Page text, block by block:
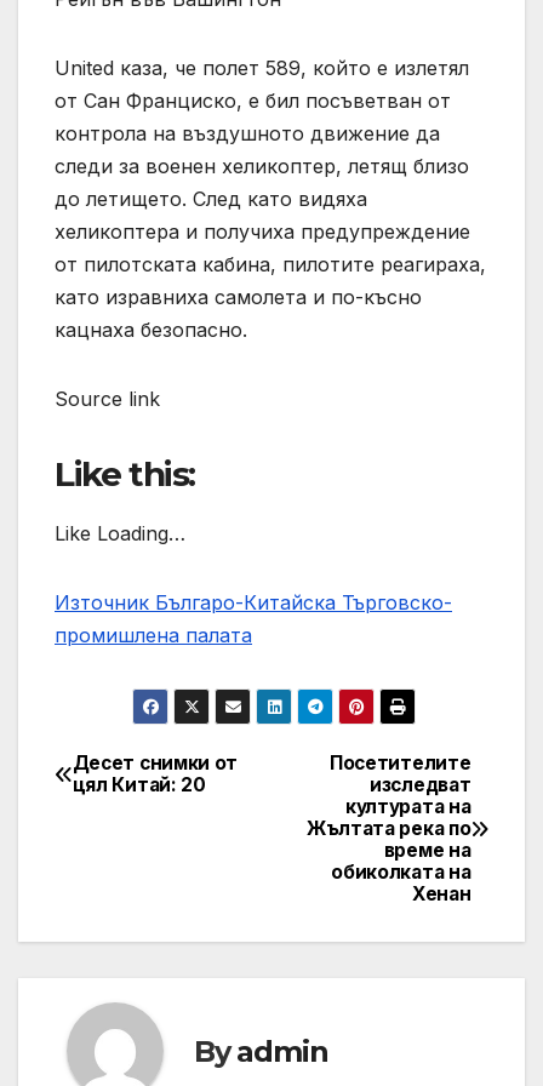
United каза, че полет 589, който е излетял
от Сан Франциско, е бил посъветван от
контрола на въздушното движение да
следи за военен хеликоптер, летящ близо
до летището. След като видяха
хеликоптера и получиха предупреждение
от пилотската кабина, пилотите реагираха,
като изравниха самолета и по-късно
кацнаха безопасно.
Source link
Like this:
Like Loading…
Източник Българо-Китайска Търговско-
промишлена палaта
Навигация
Посетителите
изследват
културата на
Жълтата река по
време на
обиколката на
Хенан
Десет снимки от
цял ​​Китай: 20
Byadmin